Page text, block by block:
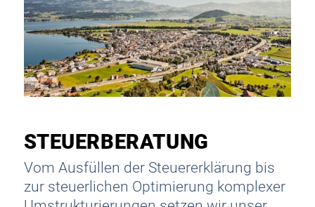
STEUERBERATUNG
Vom Ausfüllen der Steuererklärung bis
zur steuerlichen Optimierung komplexer